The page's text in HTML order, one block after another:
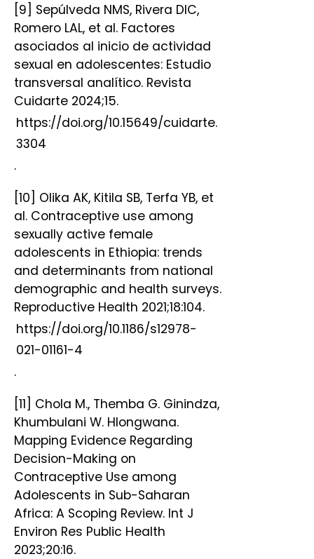
[9] Sepúlveda NMS, Rivera DIC,
Romero LAL, et al. Factores
asociados al inicio de actividad
sexual en adolescentes: Estudio
transversal analítico. Revista
Cuidarte 2024;15.
https://doi.org/10.15649/cuidarte.
3304
.
[10] Olika AK, Kitila SB, Terfa YB, et
al. Contraceptive use among
sexually active female
adolescents in Ethiopia: trends
and determinants from national
demographic and health surveys.
Reproductive Health 2021;18:104.
https://doi.org/10.1186/s12978-
021-01161-4
.
[11] Chola M., Themba G. Ginindza,
Khumbulani W. Hlongwana.
Mapping Evidence Regarding
Decision-Making on
Contraceptive Use among
Adolescents in Sub-Saharan
Africa: A Scoping Review. Int J
Environ Res Public Health
2023;20:16.